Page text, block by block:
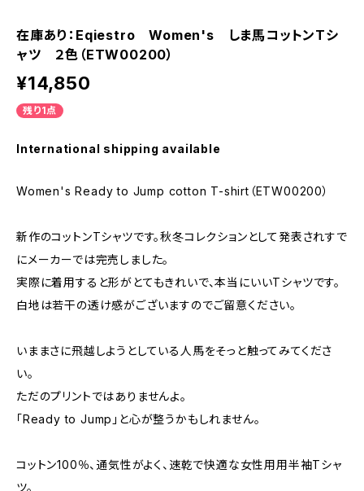
在庫あり：Eqiestro Women's しま馬コットンTシ
ャツ ２色（ETW00200）
¥14,850
残り1点
International shipping available
Women's Ready to Jump cotton T-shirt（ETW00200）
新作のコットンTシャツです。秋冬コレクションとして発表されすで
にメーカーでは完売しました。
実際に着用すると形がとてもきれいで、本当にいいTシャツです。
白地は若干の透け感がございますのでご留意ください。
いままさに飛越しようとしている人馬をそっと触ってみてくださ
い。
ただのプリントではありませんよ。
「Ready to Jump」と心が整うかもしれません。
コットン100％、通気性がよく、速乾で快適な女性用用半袖Tシャ
ツ。